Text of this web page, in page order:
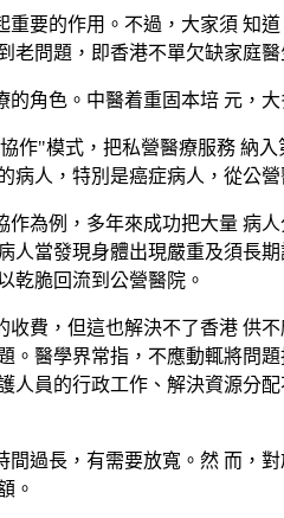
重要的作用。不過，大家須 知
老問題，即香港不單欠缺家庭
的角色。中醫着重固本培 元，
作"模式，把私營醫療服務 納
病人，特別是癌症病人，從公
作為例，多年來成功把大量 病
人當發現身體出現嚴重及須長
乾脆回流到公營醫院。
收費，但這也解決不了香港 供
。醫學界常指，不應動輒將問
人員的行政工作、解決資源分
間過長，有需要放寬。然 而，
。